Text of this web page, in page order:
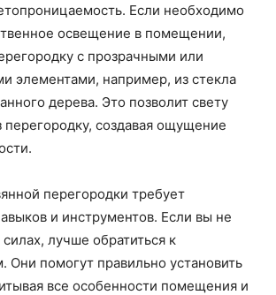
Если необходимо
освещение в помещении,
с прозрачными или
элементами, например, из стекла
дерева. Это позволит свету
перегородку, создавая ощущение
перегородки требует
и инструментов. Если вы не
лучше обратиться к
Они помогут правильно установить
все особенности помещения и